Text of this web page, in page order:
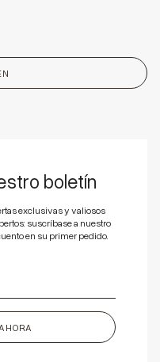
boletín
exclusivas y valiosos
suscríbase a nuestro
en su primer pedido.